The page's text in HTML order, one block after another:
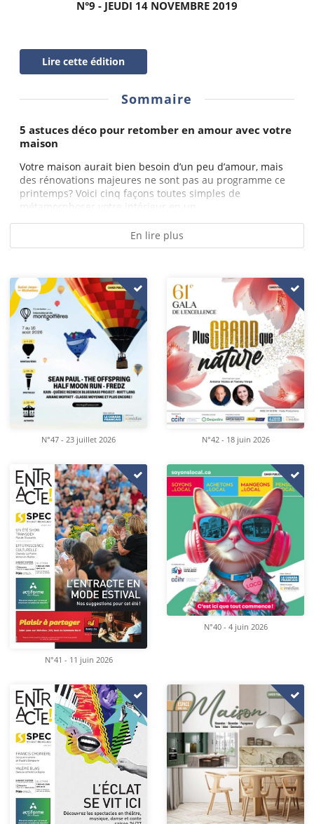
N°9 - JEUDI 14 NOVEMBRE 2019
Lire cette édition
Sommaire
5 astuces déco pour retomber en amour avec votre
maison
Votre maison aurait bien besoin d’un peu d’amour, mais
des rénovations majeures ne sont pas au programme ce
printemps? Voici cinq façons toutes simples de
métamorphoser votre intérieur en un...
En lire plus
N°47 - 23 juillet 2026 N°42 - 18 juin 2026
N°41 - 11 juin 2026
N°40 - 4 juin 2026